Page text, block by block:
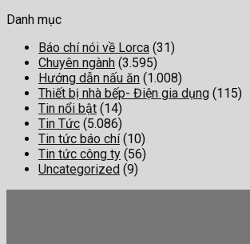
Danh mục
Báo chí nói về Lorca (31)
Chuyên ngành (3.595)
Hướng dẫn nấu ăn (1.008)
Thiết bị nhà bếp- Điện gia dụng (115)
Tin nổi bật (14)
Tin Tức (5.086)
Tin tức báo chí(10)
Tin tức công ty (56)
Uncategorized (9)